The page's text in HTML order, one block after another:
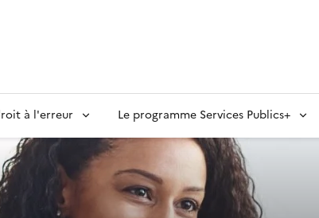
à l'erreur Le programme Services Publics+